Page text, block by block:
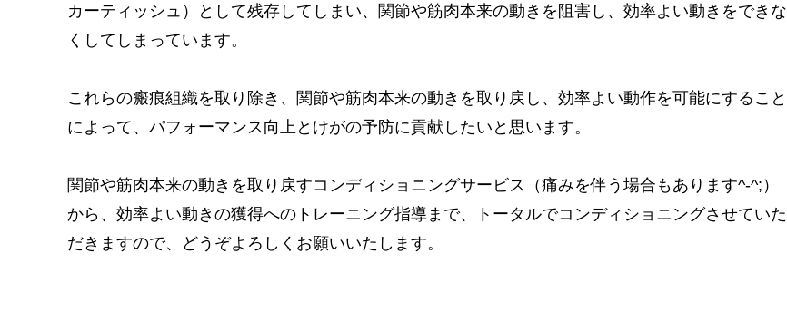
カーティッシュ）として残存してしまい、関節や筋肉本来の動きを阻害し、効率よい動きをできな
くしてしまっています。
これらの瘢痕組織を取り除き、関節や筋肉本来の動きを取り戻し、効率よい動作を可能にすること
によって、パフォーマンス向上とけがの予防に貢献したいと思います。
関節や筋肉本来の動きを取り戻すコンディショニングサービス（痛みを伴う場合もあります^-^;）
から、効率よい動きの獲得へのトレーニング指導まで、トータルでコンディショニングさせていた
だきますので、どうぞよろしくお願いいたします。